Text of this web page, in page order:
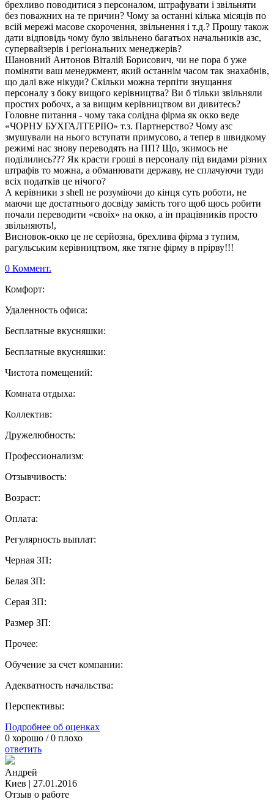
брехливо поводитися з персоналом, штрафувати і звільняти
без поважних на те причин? Чому за останні кілька місяців по
всій мережі масове скорочення, звільнення і т.д.? Прошу також
дати відповідь чому було звільнено багатьох начальників азс,
супервайзерів і регіональних менеджерів?
Шановний Антонов Віталій Борисович, чи не пора б уже
поміняти ваш менеджмент, який останнім часом так знахабнів,
що далі вже нікуди? Скільки можна терпіти знущання
персоналу з боку вищого керівництва? Ви б тільки звільняли
простих робочх, а за вищим керівництвом ви дивитесь?
Головне питання - чому така солідна фірма як окко веде
«ЧОРНУ БУХГАЛТЕРІЮ» т.з. Партнерство? Чому азс
змушували на нього вступати примусово, а тепер в швидкому
режимі нас знову переводять на ПП? Що, зкимось не
поділились??? Як красти гроші в персоналу під видами різних
штрафів то можна, а обманювати державу, не сплачуючи туди
всіх податків це нічого?
А керівники з shell не розуміючи до кінця суть роботи, не
маючи ще достатнього досвіду замість того щоб щось робити
почали переводити «своїх» на окко, а ін працівників просто
звільняють!,
Висновок-окко це не серйозна, брехлива фірма з тупим,
рагульським керівництвом, яке тягне фірму в прірву!!!
0 Коммент.
Комфорт:
Удаленность офиса:
Бесплатные вкусняшки:
Бесплатные вкусняшки:
Чистота помещений:
Комната отдыха:
Коллектив:
Дружелюбность:
Профессионализм:
Отзывчивость:
Возраст:
Оплата:
Регулярность выплат:
Черная ЗП:
Белая ЗП:
Серая ЗП:
Размер ЗП:
Прочее:
Обучение за счет компании:
Адекватность начальства:
Перспективы:
Подробнее об оценках
0 хорошо /0 плохо
ответить
Андрей
Киев | 27.01.2016
Отзыв о работе